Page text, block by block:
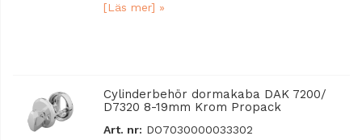
[Läs mer] »
Cylinderbehör dormakaba DAK 7200/
D7320 8-19mm Krom Propack
Art. nr: DO7030000033302